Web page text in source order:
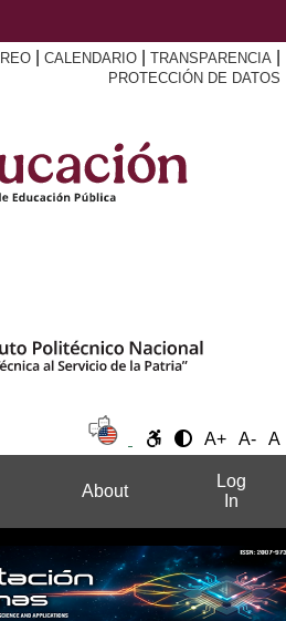
CALENDARIO TRANSPARENCIA
PROTECCIÓN DE DATOS
A+ A- A
About
Log
In